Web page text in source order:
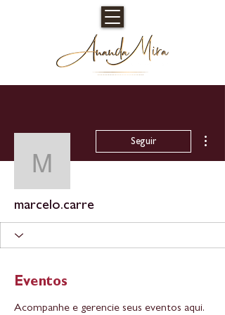
marcelo.carre
Seguir
marcelo.carre
Eventos
Acompanhe e gerencie seus eventos aqui.